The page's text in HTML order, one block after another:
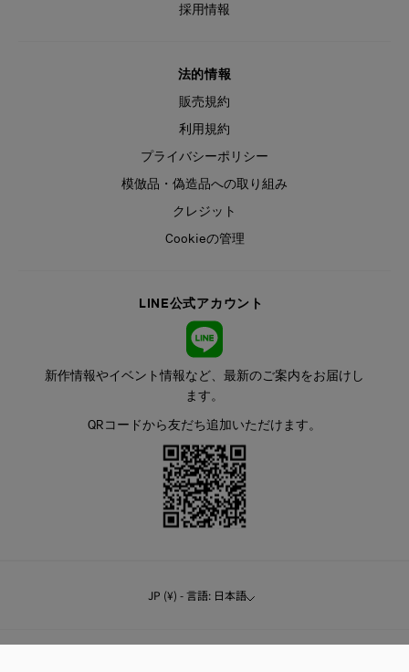
採用情報
法的情報
販売規約
利用規約
プライバシーポリシー
模倣品・偽造品への取り組み
クレジット
Cookieの管理
LINE公式アカウント
新作情報やイベント情報など、最新のご案内をお届けし
ます。
QRコードから友だち追加いただけます。
JP (¥) - 言語: 日本語